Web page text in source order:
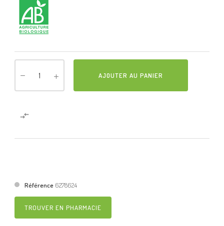
AJOUTER AU PANIER

Référence 6278624
TROUVER EN PHARMACIE